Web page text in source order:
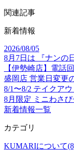
関連記事
新着情報
2026/08/05
8月7日は 『ナンの
【伊勢崎店】電話
盛岡店 営業日変更
8/1〜8/2 テイクア
8月限定 ミニわさ
新着情報一覧
カテゴリ
KUMARIについて